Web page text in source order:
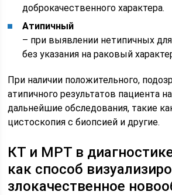
доброкачественного характера.
Атипичный
– при выявлении нетипичных
без указания на раковый
При наличии положительного,
атипичного результатов пациента
дальнейшие обследования, такие
цистоскопия с биопсией и другие.
КТ и МРТ в
как способ
злокачественное